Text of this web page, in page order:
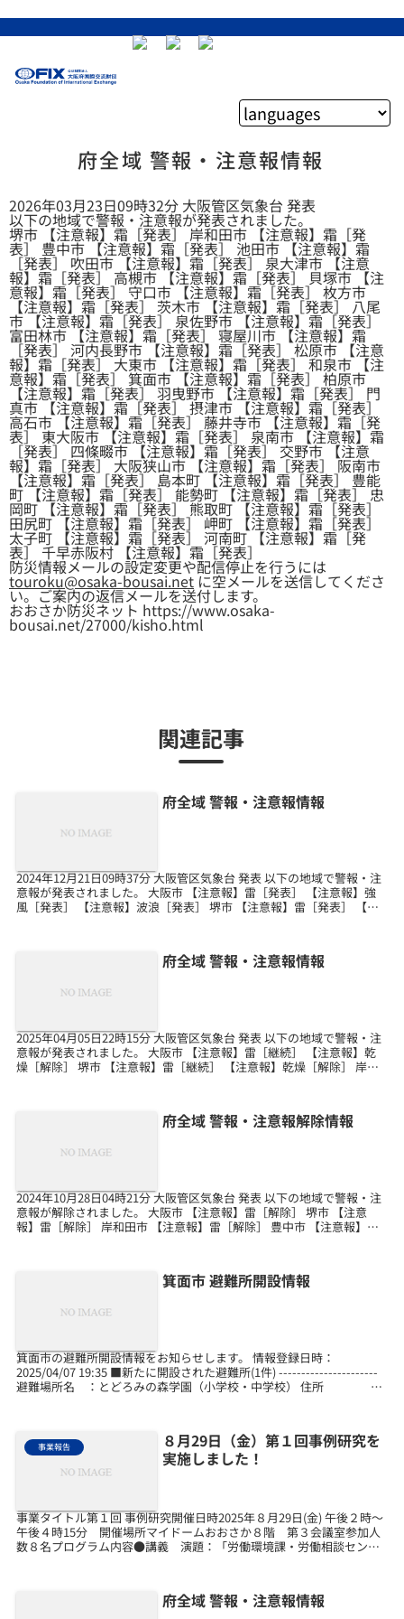
府全域 警報・注意報情報
2026年03月23日09時32分 大阪管区気象台 発表
以下の地域で警報・注意報が発表されました。
堺市 【注意報】霜［発表］ 岸和田市 【注意報】霜［発
表］ 豊中市 【注意報】霜［発表］ 池田市 【注意報】霜
［発表］ 吹田市 【注意報】霜［発表］ 泉大津市 【注意
報】霜［発表］ 高槻市 【注意報】霜［発表］ 貝塚市 【注
意報】霜［発表］ 守口市 【注意報】霜［発表］ 枚方市
【注意報】霜［発表］ 茨木市 【注意報】霜［発表］ 八尾
市 【注意報】霜［発表］ 泉佐野市 【注意報】霜［発表］
富田林市 【注意報】霜［発表］ 寝屋川市 【注意報】霜
［発表］ 河内長野市 【注意報】霜［発表］ 松原市 【注意
報】霜［発表］ 大東市 【注意報】霜［発表］ 和泉市 【注
意報】霜［発表］ 箕面市 【注意報】霜［発表］ 柏原市
【注意報】霜［発表］ 羽曳野市 【注意報】霜［発表］ 門
真市 【注意報】霜［発表］ 摂津市 【注意報】霜［発表］
高石市 【注意報】霜［発表］ 藤井寺市 【注意報】霜［発
表］ 東大阪市 【注意報】霜［発表］ 泉南市 【注意報】霜
［発表］ 四條畷市 【注意報】霜［発表］ 交野市 【注意
報】霜［発表］ 大阪狭山市 【注意報】霜［発表］ 阪南市
【注意報】霜［発表］ 島本町 【注意報】霜［発表］ 豊能
町 【注意報】霜［発表］ 能勢町 【注意報】霜［発表］ 忠
岡町 【注意報】霜［発表］ 熊取町 【注意報】霜［発表］
田尻町 【注意報】霜［発表］ 岬町 【注意報】霜［発表］
太子町 【注意報】霜［発表］ 河南町 【注意報】霜［発
表］ 千早赤阪村 【注意報】霜［発表］
防災情報メールの設定変更や配信停止を行うには
touroku@osaka-bousai.netに空メールを送信してくださ
い。ご案内の返信メールを送付します。
おおさか防災ネット https://www.osaka-
bousai.net/27000/kisho.html
関連記事
府全域 警報・注意報情報
2024年12月21日09時37分 大阪管区気象台 発表 以下の地域で警報・注
意報が発表されました。 大阪市 【注意報】雷［発表］ 【注意報】強
風［発表］ 【注意報】波浪［発表］ 堺市 【注意報】雷［発表］ 【注
府全域 警報・注意報情報
2025年04月05日22時15分 大阪管区気象台 発表 以下の地域で警報・注
意報が発表されました。 大阪市 【注意報】雷［継続］ 【注意報】乾
燥［解除］ 堺市 【注意報】雷［継続］ 【注意報】乾燥［解除］ 岸和
府全域 警報・注意報解除情報
2024年10月28日04時21分 大阪管区気象台 発表 以下の地域で警報・注
意報が解除されました。 大阪市 【注意報】雷［解除］ 堺市 【注意
報】雷［解除］ 岸和田市 【注意報】雷［解除］ 豊中市 【注意報】雷
箕面市 避難所開設情報
箕面市の避難所開設情報をお知らせします。 情報登録日時：
2025/04/07 19:35 ■新たに開設された避難所(1件) ----------------------
避難場所名 ：とどろみの森学園（小学校・中学校） 住所 ：
事業報告
８月29日（金）第１回事例研究を
実施しました！
事業タイトル第１回 事例研究開催日時2025年８月29日(金) 午後２時～
午後４時15分 開催場所マイドームおおさか８階 第３会議室参加人
数８名プログラム内容●講義 演題：「労働環境課・労働相談センタ
府全域 警報・注意報情報